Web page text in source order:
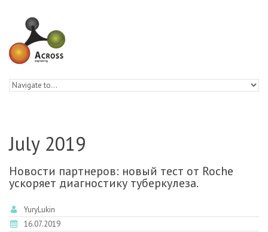
July 2019
Новости партнеров: новый тест от Roche
ускоряет диагностику туберкулеза.
YuryLukin
16.07.2019